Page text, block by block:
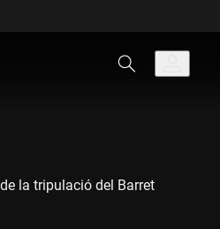
la tripulació del Barret